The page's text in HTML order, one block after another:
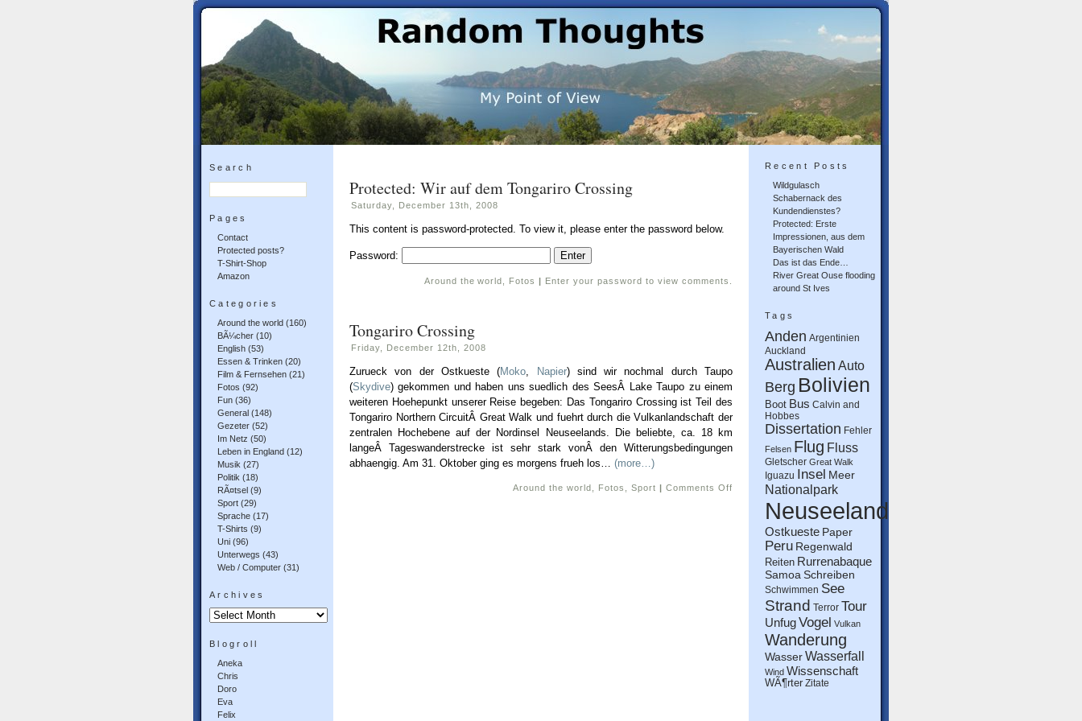
Search
Pages
Contact
Protected posts?
T-Shirt-Shop
Amazon
Categories
Around the world (160)
BÃ¼cher (10)
English (53)
Essen & Trinken (20)
Film & Fernsehen (21)
Fotos (92)
Fun (36)
General (148)
Gezeter (52)
Im Netz (50)
Leben in England (12)
Musik (27)
Politik (18)
RÃ¤tsel (9)
Sport (29)
Sprache (17)
T-Shirts (9)
Uni (96)
Unterwegs (43)
Web / Computer (31)
Archives
Archives
Blogroll
Aneka
Chris
Doro
Eva
Felix
Protected: Wir auf dem Tongariro Crossing
Saturday, December 13th, 2008
This content is password-protected. To view it, please enter the password below.
Password:
Around the world Fotos | Enter your password to view comments.
Tongariro Crossing
Friday, December 12th, 2008
Zurueck von der Ostkueste (Moko, Napier) sind wir nochmal durch Taupo
(Skydive) gekommen und haben uns suedlich des SeesÂ Lake Taupo zu einem
weiteren Hoehepunkt unserer Reise begeben: Das Tongariro Crossing ist Teil des
Tongariro Northern CircuitÂ Great Walk und fuehrt durch die Vulkanlandschaft der
zentralen Hochebene auf der Nordinsel Neuseelands. Die beliebte, ca. 18 km
langeÂ Tageswanderstrecke ist sehr stark vonÂ den Witterungsbedingungen
abhaengig. Am 31. Oktober ging es morgens frueh los… (more…)
Around the world Fotos ,Sport | Comments Off
Crossing
Recent Posts
Wildgulasch
Schabernack des
Kundendienstes?
Protected: Erste
Impressionen, aus dem
Bayerischen Wald
Das ist das Ende…
River Great Ouse flooding
around St Ives
Tags
Anden Argentinien
Auckland
Australien Auto
Berg Bolivien
Boot Bus Calvin and
Hobbes
Dissertation Fehler
Felsen Flug Fluss
Gletscher Great Walk
Iguazu Insel Meer
Nationalpark
Neuseeland
Ostkueste Paper
Peru Regenwald
Reiten Rurrenabaque
Samoa Schreiben
Schwimmen See
Strand Terror Tour
UnfugVogel Vulkan
Wanderung
Wasser Wasserfall
Wind Wissenschaft
WÃ¶rter Zitate